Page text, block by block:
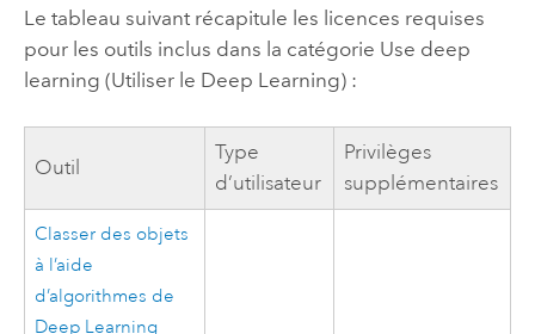
Le tableau suivant récapitule les licences requises
pour les outils inclus dans la catégorie Use deep
learning (Utiliser le Deep Learning) :
Outil
Type
d’utilisateur
Privilèges
supplémentaires
Classer des objets
à l’aide
d’algorithmes de
Deep Learning